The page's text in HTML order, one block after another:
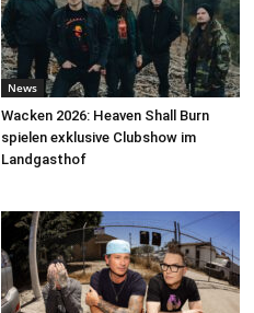
News
Wacken 2026: Heaven Shall Burn
spielen exklusive Clubshow im
Landgasthof